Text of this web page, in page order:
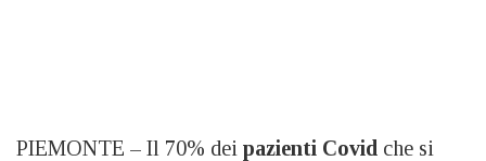
PIEMONTE – Il 70% dei pazienti Covid che si